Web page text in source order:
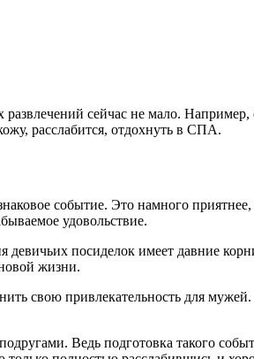
сейчас не мало.
расслабится, отдохнуть в СПА.
событие. Это намного приятнее,
удовольствие.
посиделок имеет давние
жизни.
свою привлекательность для
Ведь подготовка такого